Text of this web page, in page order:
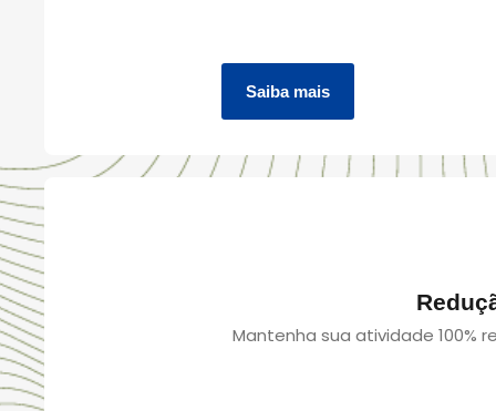
Saiba mais
Mantenha sua atividade 100%